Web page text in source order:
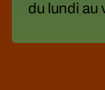
du lundi au